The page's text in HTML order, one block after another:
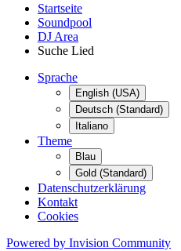
Startseite
Soundpool
DJ Area
Suche Lied
Sprache
English (USA)
Deutsch (Standard)
Italiano
Theme
Blau
Gold (Standard)
Datenschutzerklärung
Kontakt
Cookies
Powered by Invision Community